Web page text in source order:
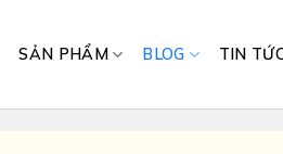
SẢN PHẨM BLOG TIN